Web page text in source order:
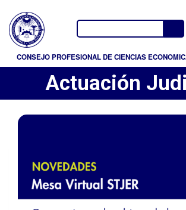
a
s
a
r
a
l
c
n
i
CONSEJO PROFESIONAL DE CIENCIAS
Buscador
Actuación